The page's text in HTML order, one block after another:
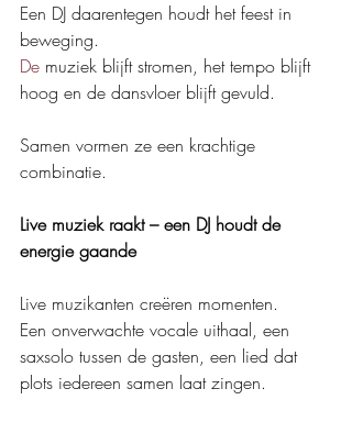
Een DJ daarentegen houdt het feest in
beweging.
De muziek blijft stromen, het tempo blijft
hoog en de dansvloer blijft gevuld.
Samen vormen ze een krachtige
combinatie.
Live muziek raakt – een DJ houdt de
energie gaande
Live muzikanten creëren momenten.
Een onverwachte vocale uithaal, een
saxsolo tussen de gasten, een lied dat
plots iedereen samen laat zingen.